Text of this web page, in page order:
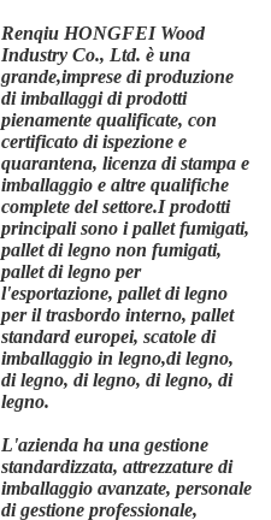
Renqiu HONGFEI Wood
Industry Co., Ltd. è una
grande,imprese di produzione
di imballaggi di prodotti
pienamente qualificate, con
certificato di ispezione e
quarantena, licenza di stampa e
imballaggio e altre qualifiche
complete del settore.I prodotti
principali sono i pallet fumigati,
pallet di legno non fumigati,
pallet di legno per
l'esportazione, pallet di legno
per il trasbordo interno, pallet
standard europei, scatole di
imballaggio in legno,di legno,
di legno, di legno, di legno, di
legno.
L'azienda ha una gestione
standardizzata, attrezzature di
imballaggio avanzate, personale
di gestione professionale,